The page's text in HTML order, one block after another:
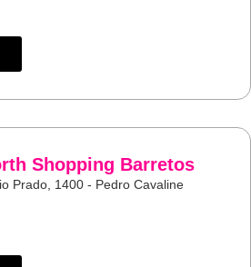
Shopping Barretos
Prado, 1400 - Pedro Cavaline